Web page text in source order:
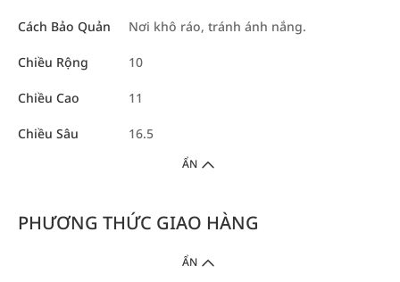
Cách Bảo Quản Nơi khô ráo, tránh ánh nắng.
Chiều Rộng 10
Chiều Cao 11
Chiều Sâu 16.5
ẨN
PHƯƠNG THỨC GIAO HÀNG
ẨN